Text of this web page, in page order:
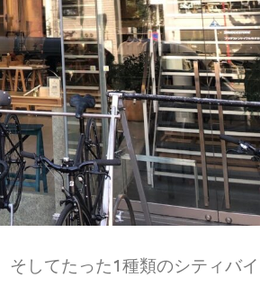
そしてたった1種類のシティバイ